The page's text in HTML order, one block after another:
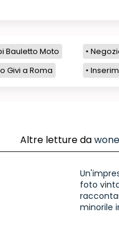
Bauletto Moto
Givi a Roma
Altre letture da
foto
minorile